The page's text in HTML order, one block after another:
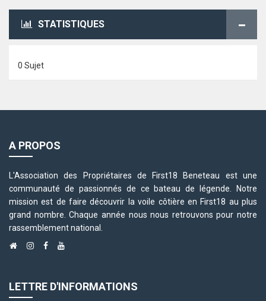
STATISTIQUES
0 Sujet
A PROPOS
L'Association des Propriétaires de First18 Beneteau est une
communauté de passionnés de ce bateau de légende. Notre
mission est de faire découvrir la voile côtière en First18 au plus
grand nombre. Chaque année nous nous retrouvons pour notre
rassemblement national.
LETTRE D'INFORMATIONS